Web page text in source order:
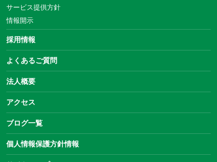
サービス提供方針
情報開示
採用情報
よくあるご質問
法人概要
アクセス
ブログ一覧
個人情報保護方針情報